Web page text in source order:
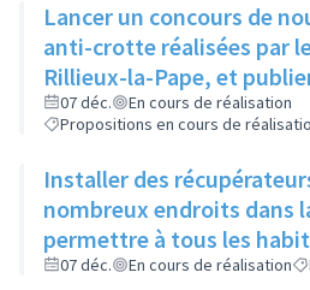
Lancer un concours de
anti-crotte réalisées par
Rillieux-la-Pape, et
sur les réseaux sociaux de
07 déc.
En cours de réalisation
Propositions en cours de
Installer des récupérateurs
nombreux endroits dans
permettre à tous les
bac à proximité, quelque
07 déc. En cours de réalisation